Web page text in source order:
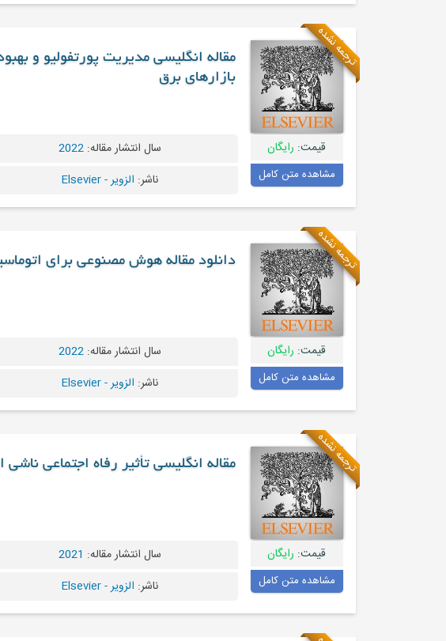
ترجمه نشده
قیمت: رایگان
مشاهده متن کامل
مقاله انگلیسی مدیریت پورتفولیو و
بازارهای برق
سال انتشار مقاله:2022
ناشر: الزویر - Elsevier
ترجمه نشده
قیمت: رایگان
مشاهده متن کامل
دانلود مقاله هوش مصنوعی برای
سال انتشار مقاله:2022
ناشر: الزویر - Elsevier
ترجمه نشده
قیمت: رایگان
مشاهده متن کامل
مقاله انگلیسی تأثیر رفاه اجتماعی
سال انتشار مقاله: 2021
ناشر: الزویر - Elsevier